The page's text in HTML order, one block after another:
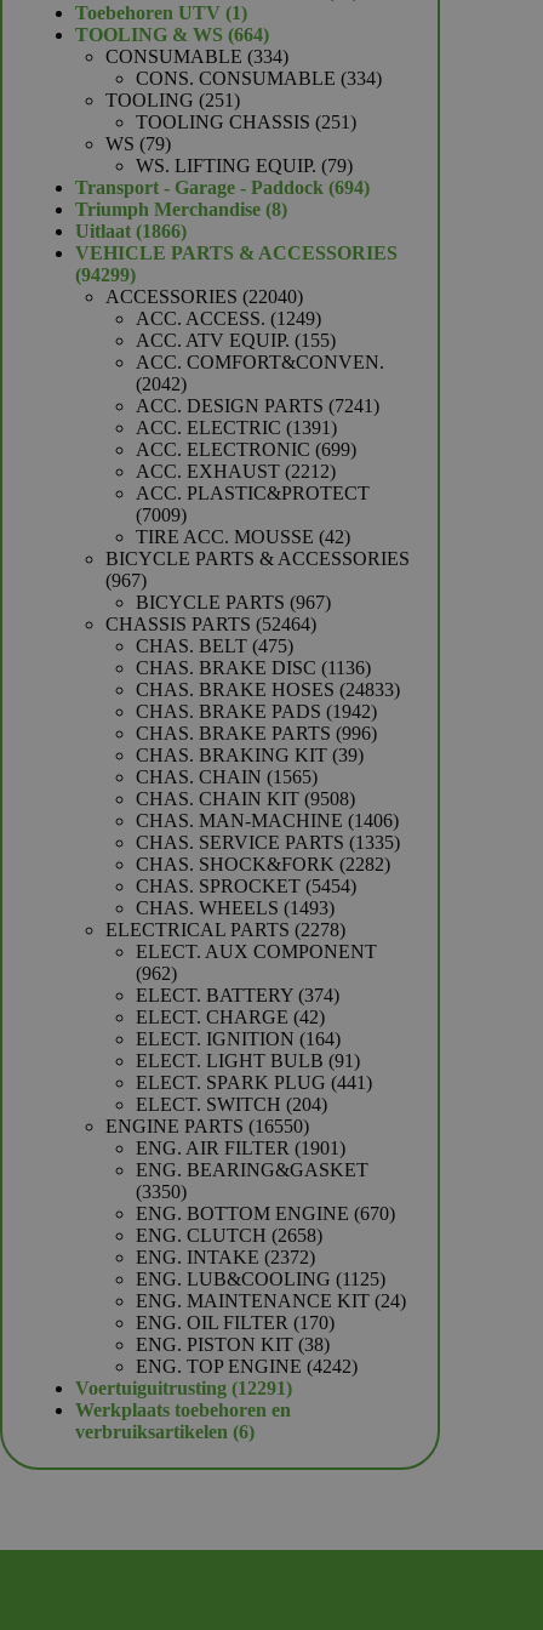
Toebehoren UTV 11
product
TOOLING & WS 664664
producten
CONSUMABLE 334334
producten
CONS. CONSUMABLE 334334
TOOLING 251251
producten
TOOLING CHASSIS 251251
WS 7979
producten
WS. LIFTING EQUIP. 7979
producten
Transport - Garage - Paddock 694694
Triumph Merchandise 88
Uitlaat 18661866
producten
VEHICLE PARTS & ACCESSORIES
9429994299
producten
ACCESSORIES 2204022040
producten
ACC. ACCESS. 12491249
producten
ACC. ATV EQUIP. 155155
producten
ACC. COMFORT&CONVEN.
20422042
producten
ACC. DESIGN PARTS 72417241
ACC. ELECTRIC 13911391
producten
ACC. ELECTRONIC 699699
ACC. EXHAUST 22122212
producten
ACC. PLASTIC&PROTECT
70097009
producten
TIRE ACC. MOUSSE 4242
producten
BICYCLE PARTS & ACCESSORIES
967967
producten
BICYCLE PARTS 967967
CHASSIS PARTS 5246452464
CHAS. BELT 475475
producten
CHAS. BRAKE DISC 11361136
producten
CHAS. BRAKE HOSES 2483324833
CHAS. BRAKE PADS 19421942
producten
CHAS. BRAKE PARTS 996996
CHAS. BRAKING KIT 3939
CHAS. CHAIN 15651565
producten
CHAS. CHAIN KIT 95089508
producten
CHAS. MAN-MACHINE 14061406
producten
CHAS. SERVICE PARTS 13351335
CHAS. SHOCK&FORK 22822282
CHAS. SPROCKET 54545454
CHAS. WHEELS 14931493
producten
ELECTRICAL PARTS 22782278
producten
ELECT. AUX COMPONENT
962962
producten
ELECT. BATTERY 374374
ELECT. CHARGE 4242
producten
ELECT. IGNITION 164164
producten
ELECT. LIGHT BULB 9191
producten
ELECT. SPARK PLUG 441441
ELECT. SWITCH 204204
ENGINE PARTS 1655016550
producten
ENG. AIR FILTER 19011901
producten
ENG. BEARING&GASKET
33503350
producten
ENG. BOTTOM ENGINE 670670
ENG. CLUTCH 26582658
ENG. INTAKE 23722372
producten
ENG. LUB&COOLING 11251125
producten
ENG. MAINTENANCE KIT 2424
ENG. OIL FILTER 170170
producten
ENG. PISTON KIT 3838
producten
ENG. TOP ENGINE 42424242
Voertuiguitrusting 1229112291
producten
Werkplaats toebehoren en
verbruiksartikelen 66